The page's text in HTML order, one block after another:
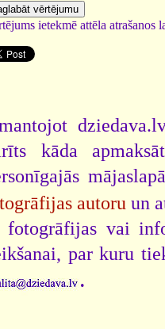
ietekmē attēla atrašanos
kāda
autoru un
fotogrāfijas vai
par kuru
.